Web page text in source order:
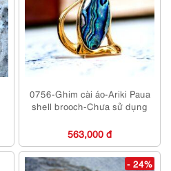
0756-Ghim cài áo-Ariki Paua
shell brooch-Chưa sử dụng
563,000 đ
- 24%